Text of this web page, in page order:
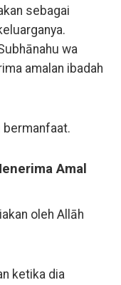
sebagai
wa
amalan ibadah
bermanfaat.
Amal
oleh Allāh
ketika dia